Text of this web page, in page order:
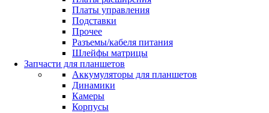
Платы управления
Подставки
Прочее
Разъемы/кабеля питания
Шлейфы матрицы
Запчасти для планшетов
Аккумуляторы для планшетов
Динамики
Камеры
Корпусы